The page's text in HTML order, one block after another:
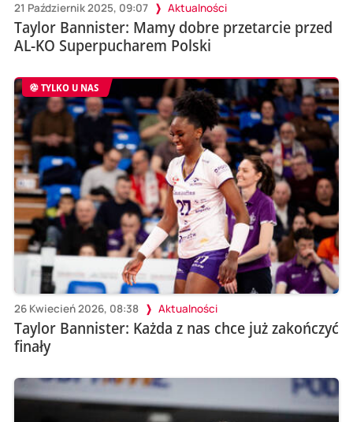
21 Październik 2025, 09:07 Aktualności
Taylor Bannister: Mamy dobre przetarcie przed
AL-KO Superpucharem Polski
TYLKO U NAS
26 Kwiecień 2026, 08:38 Aktualności
Taylor Bannister: Każda z nas chce już zakończyć
finały